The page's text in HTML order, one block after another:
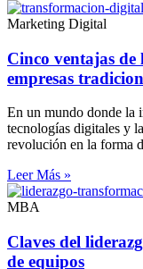
Marketing Digital
Cinco ventajas
empresas
En un mundo donde la
tecnologías digitales y
revolución en la forma
Leer Más »
MBA
Claves del
de equipos